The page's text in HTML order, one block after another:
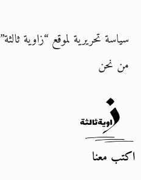
سياسة تحريرية لموقع “زاوية ثالثة”
من نحن
اكتب معنا